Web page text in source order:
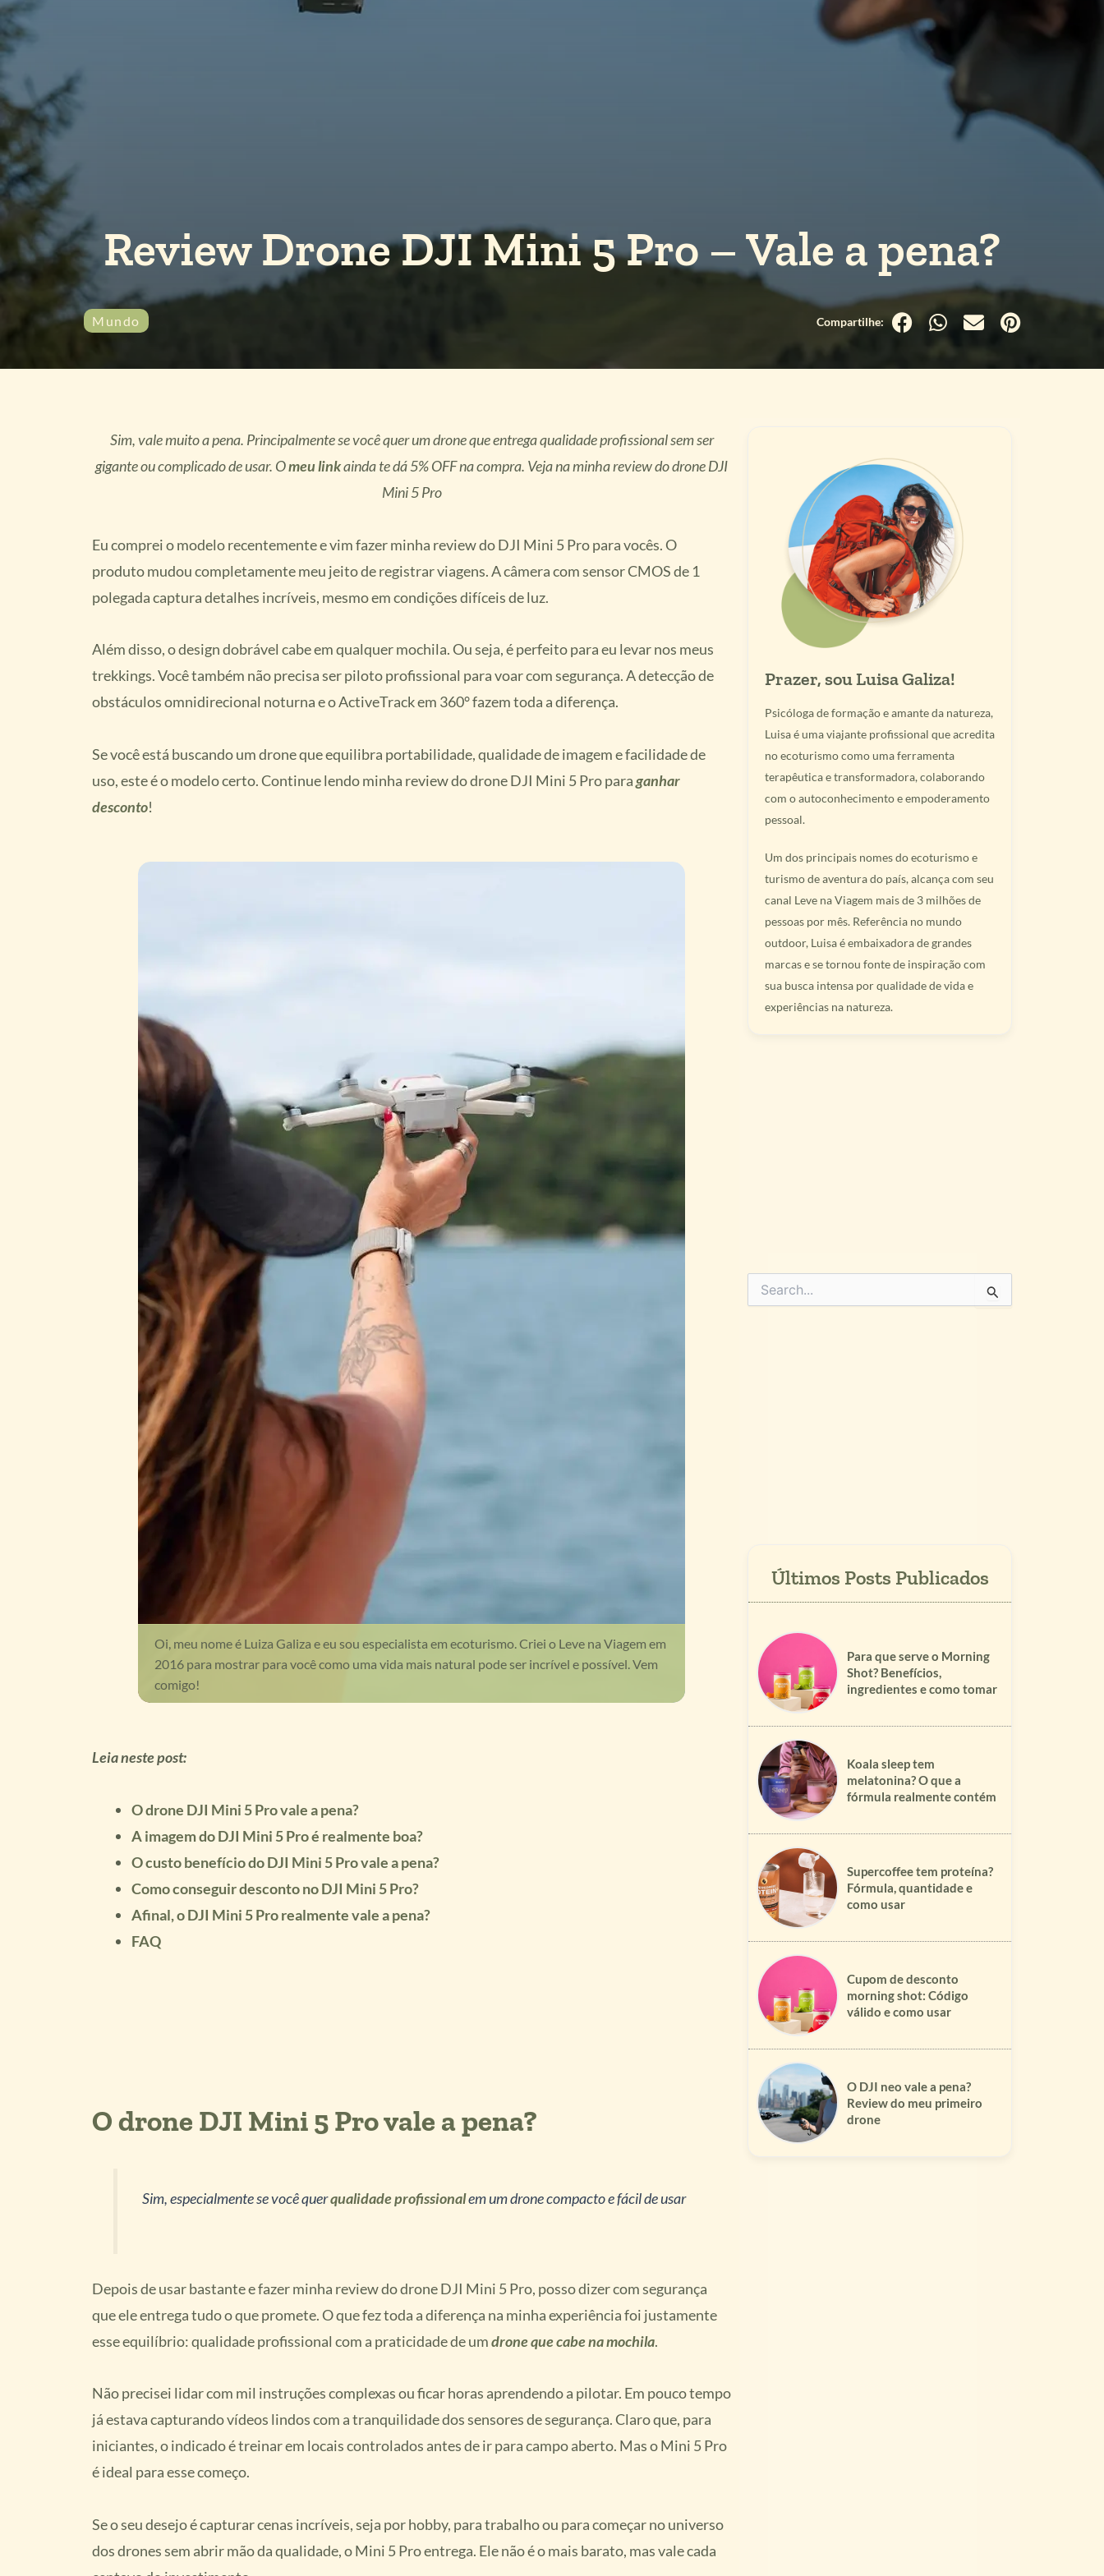
Review Drone DJI Mini 5 Pro – Vale a pena?
Mundo
Sim, vale muito a pena. Principalmente se você quer um drone que entrega qualidade profissional sem ser
gigante ou complicado de usar. Omeu linkainda te dá 5% OFF na compra. Veja na minha review do drone DJI
Mini 5 Pro
Eu comprei o modelo recentemente e vim fazer minha review do DJI Mini 5 Pro para vocês. O
produto mudou completamente meu jeito de registrar viagens. A câmera com sensor CMOS de 1
polegada captura detalhes incríveis, mesmo em condições difíceis de luz.
Além disso, o design dobrável cabe em qualquer mochila. Ou seja, é perfeito para eu levar nos meus
trekkings. Você também não precisa ser piloto profissional para voar com segurança. A detecção de
obstáculos omnidirecional noturna e o ActiveTrack em 360° fazem toda a diferença.
Se você está buscando um drone que equilibra portabilidade, qualidade de imagem e facilidade de
uso, este é o modelo certo. Continue lendo minha review do drone DJI Mini 5 Pro paraganhar
desconto!
Oi, meu nome é Luiza Galiza e eu sou especialista em ecoturismo. Criei o Leve na Viagem em
2016 para mostrar para você como uma vida mais natural pode ser incrível e possível. Vem
comigo!
Leia neste post:
O drone DJI Mini 5 Pro vale a pena?
A imagem do DJI Mini 5 Pro é realmente boa?
O custo benefício do DJI Mini 5 Pro vale a pena?
Como conseguir desconto no DJI Mini 5 Pro?
Afinal, o DJI Mini 5 Pro realmente vale a pena?
FAQ
O drone DJI Mini 5 Pro vale a pena?
Sim, especialmente se você querqualidade profissionalem um drone compacto e fácil de usar
Depois de usar bastante e fazer minha review do drone DJI Mini 5 Pro, posso dizer com segurança
que ele entrega tudo o que promete. O que fez toda a diferença na minha experiência foi justamente
esse equilíbrio: qualidade profissional com a praticidade de umdrone que cabe na mochila.
Não precisei lidar com mil instruções complexas ou ficar horas aprendendo a pilotar. Em pouco tempo
já estava capturando vídeos lindos com a tranquilidade dos sensores de segurança. Claro que, para
iniciantes, o indicado é treinar em locais controlados antes de ir para campo aberto. Mas o Mini 5 Pro
é ideal para esse começo.
Se o seu desejo é capturar cenas incríveis, seja por hobby, para trabalho ou para começar no universo
dos drones sem abrir mão da qualidade, o Mini 5 Pro entrega. Ele não é o mais barato, mas vale cada
Prazer, sou Luisa Galiza!
Psicóloga de formação e amante da natureza,
Luisa é uma viajante profissional que acredita
no ecoturismo como uma ferramenta
terapêutica e transformadora, colaborando
com o autoconhecimento e empoderamento
pessoal.
Um dos principais nomes do ecoturismo e
turismo de aventura do país, alcança com seu
canal Leve na Viagem mais de 3 milhões de
pessoas por mês. Referência no mundo
outdoor, Luisa é embaixadora de grandes
marcas e se tornou fonte de inspiração com
sua busca intensa por qualidade de vida e
experiências na natureza.
Pesquisar
por:
Para que serve o Morning
Shot? Benefícios,
ingredientes e como tomar
Koala sleep tem
melatonina? O que a
fórmula realmente contém
Supercoffee tem proteína?
Fórmula, quantidade e
como usar
Cupom de desconto
morning shot: Código
válido e como usar
O DJI neo vale a pena?
Review do meu primeiro
drone